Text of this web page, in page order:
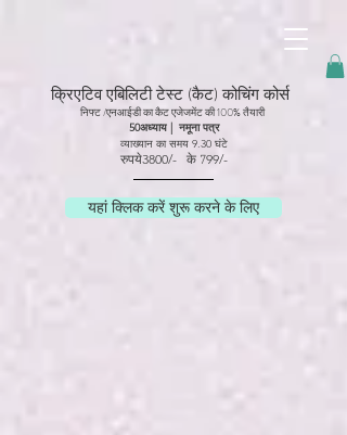
क्रिएटिव एबिलिटी टेस्ट (कैट) कोचिंग कोर्स
निफ्ट /एनआईडी का कैट एजेजमेंट की 100% तैयारी
50अध्याय | नमूना पत्र
व्याख्यान का समय 9.30 घंटे
रुपये3800/- के 799/-
यहां क्लिक करें शुरू करने के लिए